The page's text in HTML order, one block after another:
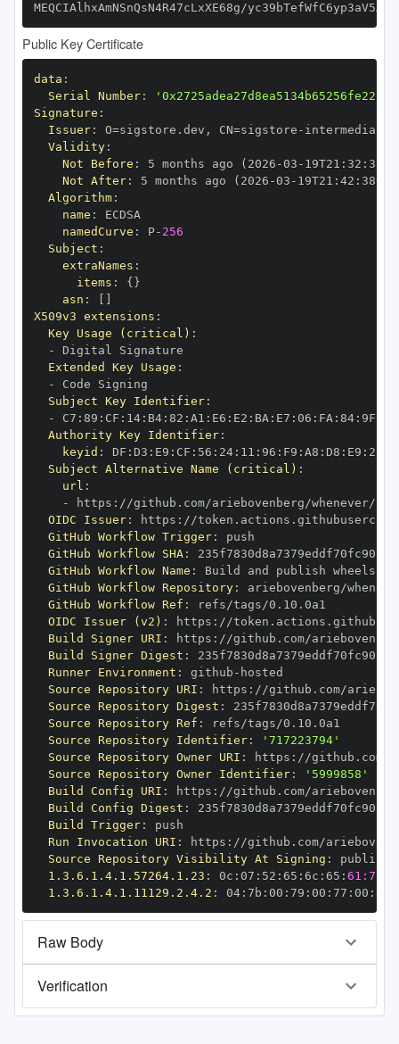
MEQCIAlhxAmNSnQsN4R47cLxXE68g/
Public Key Certificate
data :
Serial Number:
Signature :
Issuer: O=sigstore.dev , CN=sigstore -
Validity:
Not Before : 5 months ago (2026 -03 - 19T21 : 32 :
Not After: 5 months ago (2026 -03 - 19T21 : 42 : 38+00
Algorithm:
name :
namedCurve : P- 256
Subject :
extraNames :
items : { }
asn :
X509v3 extensions :
Key Usage (critical) :
-
Extended Key Usage :
-
Subject Key Identifier:
-
C7 : 89 : CF : 14: B4: 82 : A1 : E6 : E2 : BA : E7 : 06 : FA : 84: 9F
Authority Key Identifier:
keyid : DF : D3 : E9 : CF : 56 : 24: 11 : 96 : F9 : A8 : D8 : E9 : 28
Subject Alternative Name (critical) :
url :
-
https :
OIDC Issuer: https :
GitHub Workflow Trigger:
GitHub Workflow SHA:
GitHub Workflow Name :
GitHub Workflow Repository:
GitHub Workflow Ref :
OIDC Issuer (v2) : https :
Build Signer URI : https :
Build Signer Digest :
Runner Environment : github -
Source Repository URI : https :
Source Repository Digest :
Source Repository Ref :
Source Repository Identifier:
'717223794'
Source Repository Owner URI : https :
Source Repository Owner Identifier:
'5999858'
Build Config URI : https :
Build Config Digest :
Build Trigger:
Run Invocation URI : https :
Source Repository Visibility At Signing :
1.3.6.1.4.1.57264.1.23 : 0c : 07 : 52 : 65 : 6c : 65 :
1.3.6.1.4.1.11129.2.4.2 : 04: 7b : 00 : 79 : 00 : 77 : 00 : dd
Raw Body
Verification